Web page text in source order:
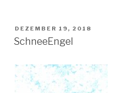
Indianer
und
VERÖFFENTLICHT
AM
DEZEMBER 19, 2018
SchneeEngel